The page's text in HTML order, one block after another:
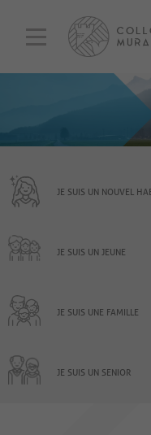
JE SUIS UN NOUVEL
JE SUIS UN JEUNE
JE SUIS UNE FAMILLE
JE SUIS UN SENIOR